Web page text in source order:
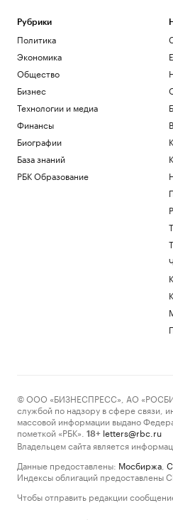
Рубрики
Политика
Экономика
Общество
Бизнес
Технологии и медиа
Финансы
Биографии
База знаний
РБК Образование
© ООО «БИЗНЕСПРЕСС», АО
службой по надзору в сфере связи,
массовой информации выдано
пометкой «РБК».
18+ letters@rbc.ru
Владельцем сайта является
Данные предоставлены: Мосбиржа
Индексы облигаций предоставлены
Чтобы отправить редакции